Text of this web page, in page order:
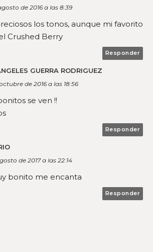
de 2016 a las 8:39
los tonos, aunque mi favorito
Crushed Berry
Responder
GUERRA RODRIGUEZ
de 2016 a las 18:56
se ven !!
Responder
de 2017 a las 22:14
bonito me encanta
Responder